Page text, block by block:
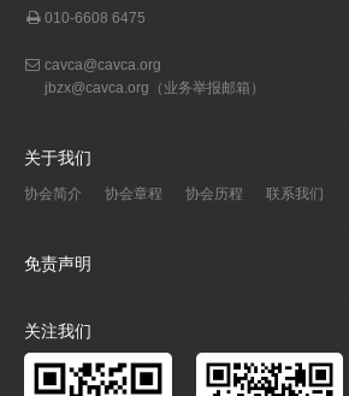
010-6608 6475
cavca@cavca.org
jbzx@cavca.org （业务举报邮箱）
关于我们
协会简介 协会章程 协会历程 联系我们
免责声明
关注我们